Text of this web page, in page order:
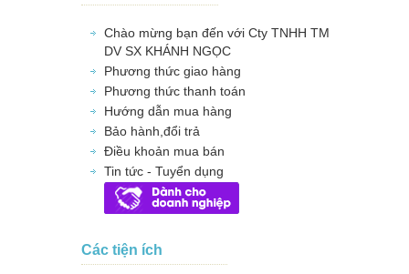
Chào mừng bạn đến với Cty TNHH TM
DV SX KHÁNH NGỌC
Phương thức giao hàng
Phương thức thanh toán
Hướng dẫn mua hàng
Bảo hành,đổi trả
Điều khoản mua bán
Tin tức - Tuyển dụng
Các tiện ích